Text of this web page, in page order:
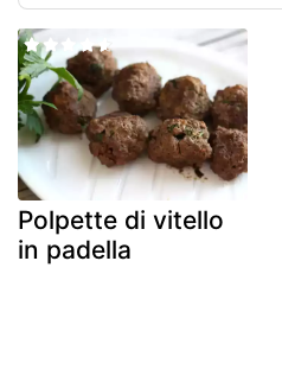
Polpette di vitello
in padella